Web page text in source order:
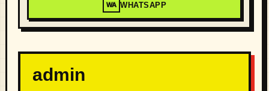
WA WHATSAPP
admin